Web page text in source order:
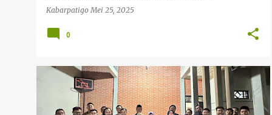
Kabarpatigo Mei 25, 2025
0
BUKBER KAHMI PATI HMI PATI KAHMI PATI